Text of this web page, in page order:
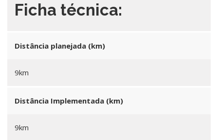
Ficha técnica:
Distância planejada (km)
9km
Distância Implementada (km)
9km